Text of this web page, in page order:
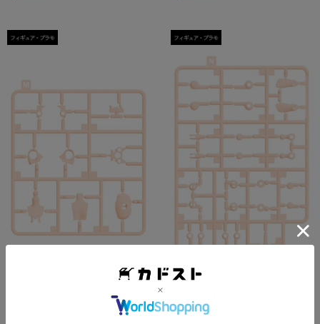
KADOKAWA PLASTIC MODEL
SERIES 【推しの子】 有馬かな
/ 有馬かな DX ver. Mパーツ
KADOKAWA PLASTIC MODEL
/ 有馬かな DX ver. Nパーツ
在庫わずか